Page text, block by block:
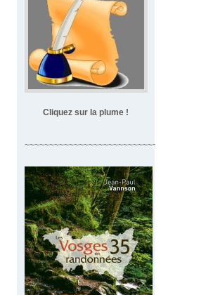
Cliquez sur la plume !
~~~~~~~~~~~~~~~~~~~~~~~~~~~~~~~~~~